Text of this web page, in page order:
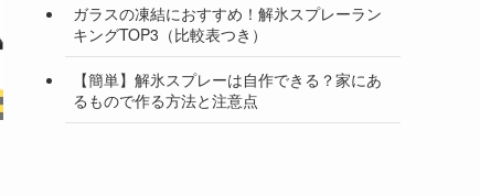
ガラスの凍結におすすめ！解氷スプレーラン
キングTOP3（比較表つき）
【簡単】解氷スプレーは自作できる？家にあ
るもので作る方法と注意点